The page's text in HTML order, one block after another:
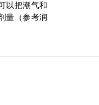
以把潮气和
量（参考润